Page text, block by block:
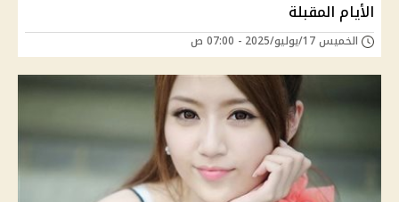
الأيام المقبلة
الخميس 17/يوليو/2025 - 07:00 ص